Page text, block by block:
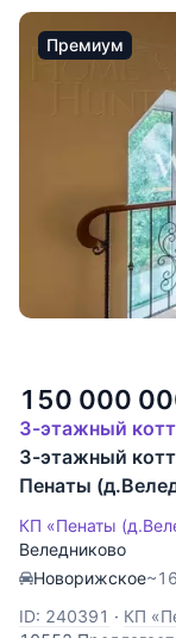
Премиум
150 000
3-этажный
3-этажный
Пенаты
КП «Пенаты
Веледниково
Новорижское
ID: 240391 · КП